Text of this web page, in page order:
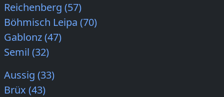
Reichenberg (57)
Böhmisch Leipa (70)
Gablonz (47)
Semil (32)
Aussig (33)
Brüx (43)